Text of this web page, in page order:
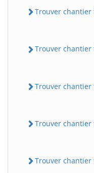
Trouver chantier
Trouver chantier
Trouver chantier
Trouver chantier
Trouver chantier